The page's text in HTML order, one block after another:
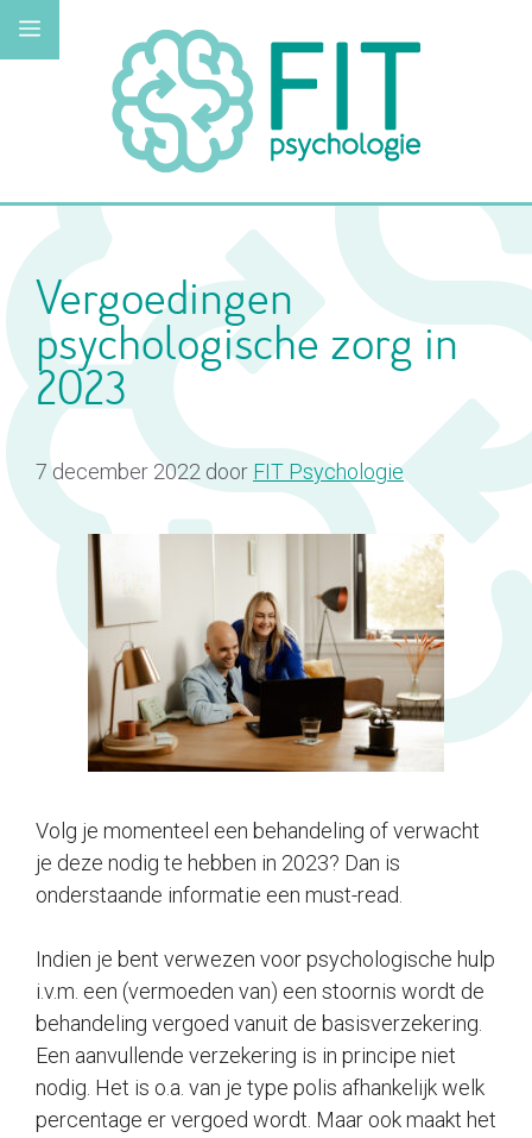
Ga
Menu
Vergoedingen
psychologische zorg in
2023
7 december 2022 door FIT Psychologie
Volg je momenteel een behandeling of verwacht
je deze nodig te hebben in 2023? Dan is
onderstaande informatie een must-read.
Indien je bent verwezen voor psychologische hulp
i.v.m. een (vermoeden van) een stoornis wordt de
behandeling vergoed vanuit de basisverzekering.
Een aanvullende verzekering is in principe niet
nodig. Het is o.a. van je type polis afhankelijk welk
percentage er vergoed wordt. Maar ook maakt het